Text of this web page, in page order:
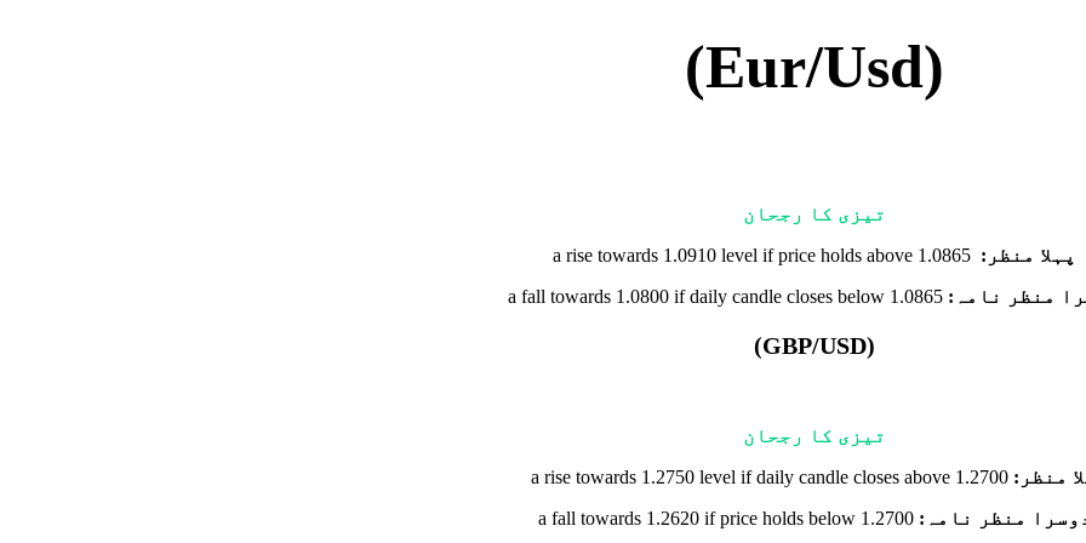
(Eur/Usd)
تیزی کا رجحان
پہلا منظر: a rise towards 1.0910 level if price holds above 1.0865
منظر نامہ: a fall towards 1.0800 if daily candle closes below 1.0865
(GBP/USD)
تیزی کا رجحان
منظر:a rise towards 1.2750 level if daily candle closes above 1.2700
منظر نامہ: a fall towards 1.2620 if price holds below 1.2700